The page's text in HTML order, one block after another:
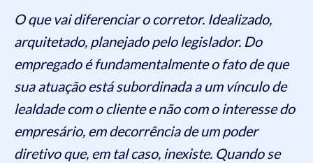
O que vai diferenciar o corretor. Idealizado,
arquitetado, planejado pelo legislador. Do
empregado é fundamentalmente o fato de que
sua atuação está subordinada a um vínculo de
lealdade com o cliente e não com o interesse do
empresário, em decorrência de um poder
diretivo que, em tal caso, inexiste. Quando se